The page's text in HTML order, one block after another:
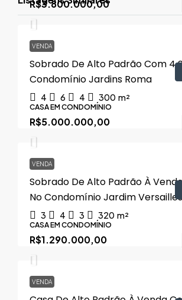
R$3.800.000,00
VENDA
Sobrado De Alto Padrão Com 4
Condomínio Jardins Roma
4 6 4 300 m²
CASA EM CONDOMÍNIO
R$5.000.000,00
VENDA
Sobrado De Alto Padrão À
No Condomínio Jardim Versailles
3 4 3 320 m²
CASA EM CONDOMÍNIO
R$1.290.000,00
VENDA